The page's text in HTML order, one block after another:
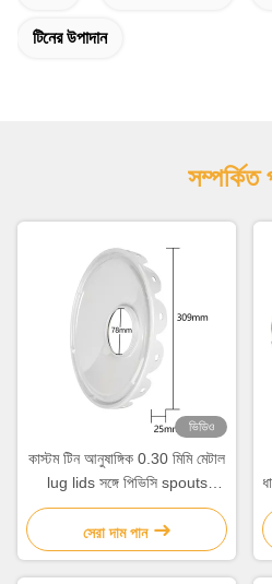
টিনের উপাদান
সম্পর্কিত
ভিডিও
কাস্টম টিন আনুষাঙ্গিক 0.30 মিমি মেটাল
lug lids সঙ্গে পিভিসি spouts
স্বয়ংক্রিয় স্ট্যাম্পিং মেশিন
সেরা দাম পান